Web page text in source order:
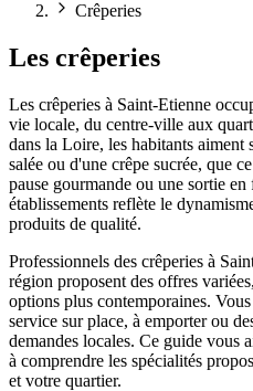
Crêperies
Les crêperies
Les crêperies à Saint-Etienne
vie locale, du centre-ville aux
dans la Loire, les habitants aiment
salée ou d'une crêpe sucrée, que
pause gourmande ou une sortie
établissements reflète le
produits de qualité.
Professionnels des crêperies à
région proposent des offres
options plus contemporaines.
service sur place, à emporter ou
demandes locales. Ce guide vous
à comprendre les spécialités
et votre quartier.